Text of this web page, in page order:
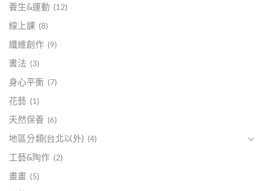
養生&運動 (12)
線上課 (8)
纖維創作 (9)
書法 (3)
身心平衡 (7)
花藝 (1)
天然保養 (6)
地區分類(台北以外) (4)
工藝&陶作 (2)
畫畫 (5)